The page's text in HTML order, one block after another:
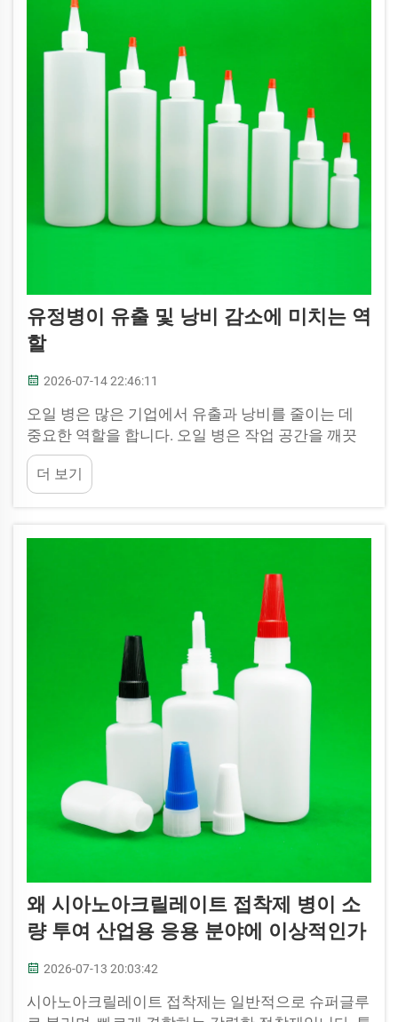
유정병이 유출 및 낭비 감소에 미치는 역
할
2026-07-14 22:46:11
오일 병은 많은 기업에서 유출과 낭비를 줄이는 데
중요한 역할을 합니다. 오일 병은 작업 공간을 깨끗
하고 안전하게 유지하는 데 도움이 되며, 비용도 절감
해 줍니다. 오일이 유출되면 청소해야 하는 혼란을
일으키고, 시간과 자원을 낭비하게 됩니다. 적절한 오
더 보기
왜 시아노아크릴레이트 접착제 병이 소
량 투여 산업용 응용 분야에 이상적인가
2026-07-13 20:03:42
시아노아크릴레이트 접착제는 일반적으로 슈퍼글루